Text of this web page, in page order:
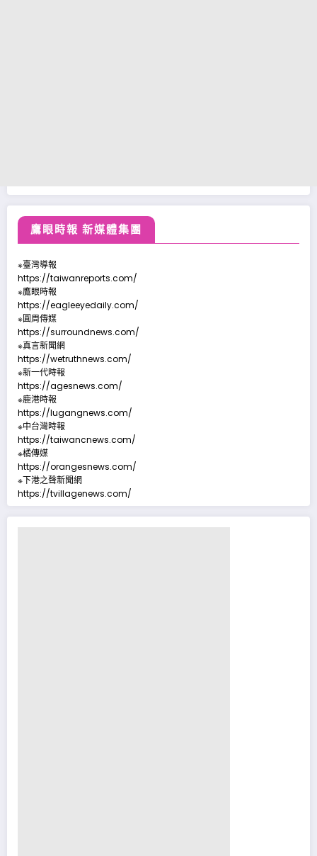
鷹眼時報 新媒體集團
※臺灣導報
https://taiwanreports.com/
※鷹眼時報
https://eagleeyedaily.com/
※圓周傳媒
https://surroundnews.com/
※真言新聞網
https://wetruthnews.com/
※新一代時報
https://agesnews.com/
※鹿港時報
https://lugangnews.com/
※中台灣時報
https://taiwancnews.com/
※橘傳媒
https://orangesnews.com/
※下港之聲新聞網
https://tvillagenews.com/